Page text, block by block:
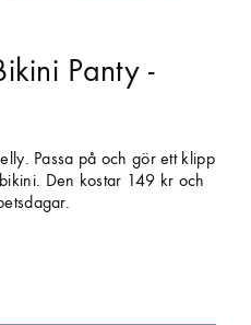
Panty -
Passa på och gör ett klipp
Den kostar 149 kr och